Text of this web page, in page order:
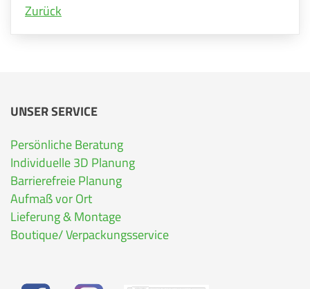
Zurück
UNSER SERVICE
Persönliche Beratung
Individuelle 3D Planung
Barrierefreie Planung
Aufmaß vor Ort
Lieferung & Montage
Boutique/ Verpackungsservice